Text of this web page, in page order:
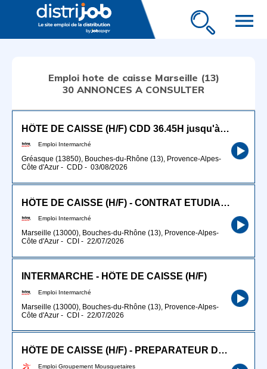
menu
Emploi hote de caisse Marseille (13)
30 ANNONCES A CONSULTER
HÔTE DE CAISSE (H/F) CDD 36.45H jusqu'à fin décembre 2026
Emploi Intermarché
Gréasque (13850), Bouches-du-Rhône (13), Provence-Alpes-
Côte d'Azur - CDD - 03/08/2026
HÔTE DE CAISSE (H/F) - CONTRAT ETUDIANT
Emploi Intermarché
Marseille (13000), Bouches-du-Rhône (13), Provence-Alpes-
Côte d'Azur - CDI - 22/07/2026
INTERMARCHE - HÔTE DE CAISSE (H/F)
Emploi Intermarché
Marseille (13000), Bouches-du-Rhône (13), Provence-Alpes-
Côte d'Azur - CDI - 22/07/2026
HÔTE DE CAISSE (H/F) - PREPARATEUR DRIVE (H/F) Intermarché des Camoins
Emploi Groupement Mousquetaires